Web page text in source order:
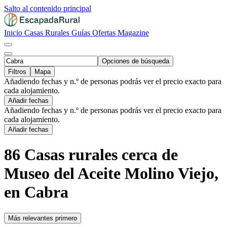
Salto al contenido principal
Inicio Casas Rurales Guías Ofertas Magazine
Opciones de búsqueda
Filtros
Mapa
Añadiendo fechas y n.º de personas podrás ver el precio exacto para
cada alojamiento.
Añadir fechas
Añadiendo fechas y n.º de personas podrás ver el precio exacto para
cada alojamiento.
Añadir fechas
86 Casas rurales cerca de
Museo del Aceite Molino Viejo,
en Cabra
Más relevantes primero